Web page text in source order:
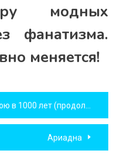
модных
фанатизма.
меняется!
1000 лет (продолжение)
Ариадна